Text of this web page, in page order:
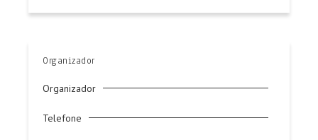
Organizador
Organizador
Telefone